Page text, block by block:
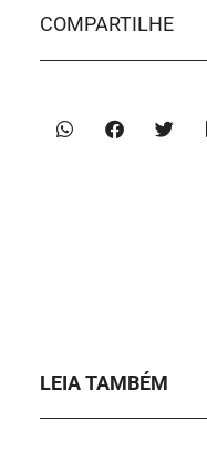
COMPARTILHE
LEIA TAMBÉM